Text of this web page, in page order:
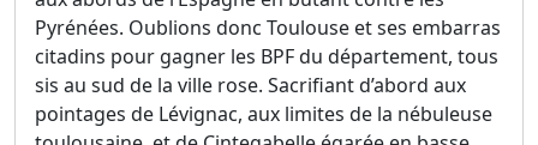
Pyrénées. Oublions donc Toulouse et ses embarras
citadins pour gagner les BPF du département, tous
sis au sud de la ville rose. Sacrifiant d’abord aux
pointages de Lévignac, aux limites de la nébuleuse